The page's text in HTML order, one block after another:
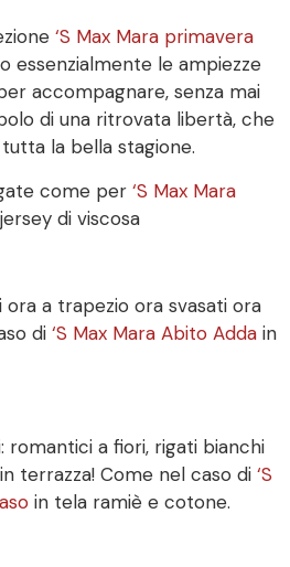
‘S Max Mara primavera
essenzialmente le ampiezze
accompagnare, senza mai
di una ritrovata libertà, che
la bella stagione.
come per ‘S Max Mara
di viscosa
a trapezio ora svasati ora
di ‘S Max Mara Abito Adda in
romantici a fiori, rigati bianchi
terrazza! Come nel caso di ‘S
in tela ramiè e cotone.